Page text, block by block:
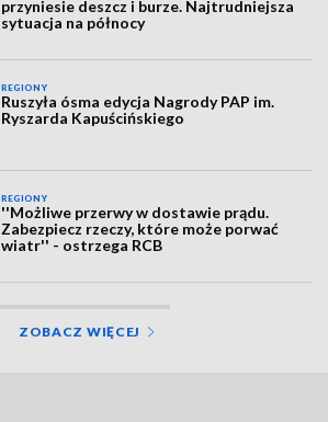
przyniesie deszcz i burze. Najtrudniejsza
sytuacja na północy
REGIONY
Ruszyła ósma edycja Nagrody PAP im.
Ryszarda Kapuścińskiego
REGIONY
''Możliwe przerwy w dostawie prądu.
Zabezpiecz rzeczy, które może porwać
wiatr'' - ostrzega RCB
ZOBACZ WIĘCEJ